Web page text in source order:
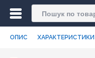
ОПИС ХАРАКТЕРИСТИКИ